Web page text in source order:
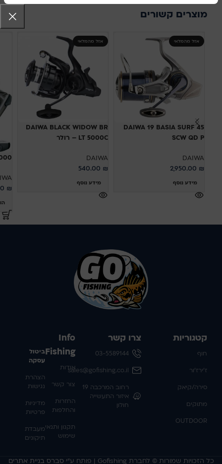
מוצרים קשורים
אזל מהמלאי
DAIWA 19 BASIA SURF 45
SCW QD P
DAIWA
2,950.00 ₪
מידע נוסף
אזל מהמלאי
DAIWA BLACK WIDOW BR
LT 5000C – רולר
DAIWA
540.00 ₪
מידע נוסף
₪
Info
Fishing
אודות
צור קשר
החזרות
והחלפות
תקנון ותנאי
שימוש
ביטול
עסקה
הצהרת
נגישות
מדיניות
פרטיות
מעבדת
תיקונים
קטגוריות
חוף
ז'ירז'ור
סירה/קיאק
מתוקים
OUTDOOR
צרו קשר
03-5589144
sales@gofishing.co.il
רחוב המרכבה 19
איזור התעשייה
חולון
כל הזכויות שמורות © לחברת Gofishing | פותח ע״י סברס בניית אתרים